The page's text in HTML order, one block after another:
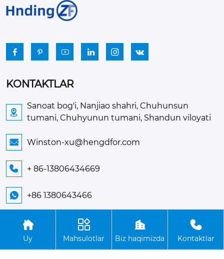
     
KONTAKTLAR

Sanoat bog'i, Nanjiao shahri, Chuhunsun
tumani, Chuhyunun tumani, Shandun viloyati
 Winston-xu@hengdfor.com
 + 86-13806434669
 +86 1380643466
Mualliflik huquqi © Zibo Hengdin MChJ

Uy

Mahsulotlar

Biz haqimizda

Kontaktlar